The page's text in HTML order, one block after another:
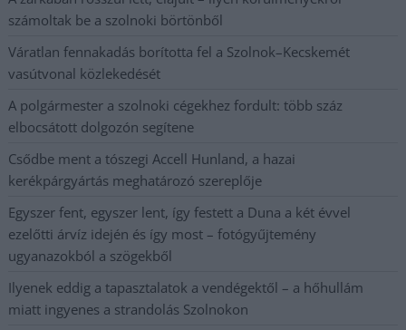
számoltak be a szolnoki börtönből
Váratlan fennakadás borította fel a Szolnok–Kecskemét
vasútvonal közlekedését
A polgármester a szolnoki cégekhez fordult: több száz
elbocsátott dolgozón segítene
Csődbe ment a tószegi Accell Hunland, a hazai
kerékpárgyártás meghatározó szereplője
Egyszer fent, egyszer lent, így festett a Duna a két évvel
ezelőtti árvíz idején és így most – fotógyűjtemény
ugyanazokból a szögekből
Ilyenek eddig a tapasztalatok a vendégektől – a hőhullám
miatt ingyenes a strandolás Szolnokon